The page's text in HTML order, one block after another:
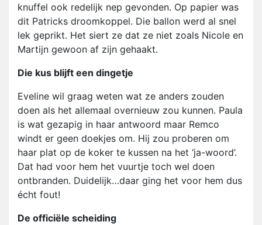
knuffel ook redelijk nep gevonden. Op papier was
dit Patricks droomkoppel. Die ballon werd al snel
lek geprikt. Het siert ze dat ze niet zoals Nicole en
Martijn gewoon af zijn gehaakt.
Die kus blijft een dingetje
Eveline wil graag weten wat ze anders zouden
doen als het allemaal overnieuw zou kunnen. Paula
is wat gezapig in haar antwoord maar Remco
windt er geen doekjes om. Hij zou proberen om
haar plat op de koker te kussen na het ‘ja-woord’.
Dat had voor hem het vuurtje toch wel doen
ontbranden. Duidelijk…daar ging het voor hem dus
écht fout!
De officiële scheiding